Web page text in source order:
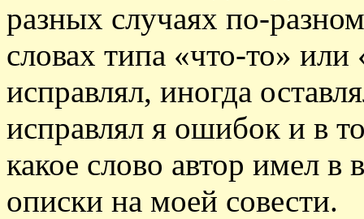
разных случаях по-
словах типа «что-то»
исправлял, иногда
исправлял я ошибок и в
какое слово автор имел
описки на моей совести.